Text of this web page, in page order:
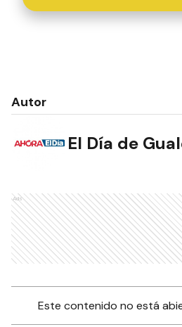
Autor
El Día de
Ads
Este contenido no está